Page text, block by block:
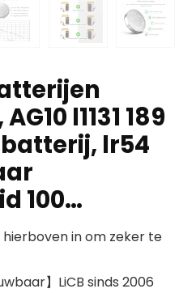
l1131 189
lr54
100…
in om zeker te
】LiCB sinds 2006